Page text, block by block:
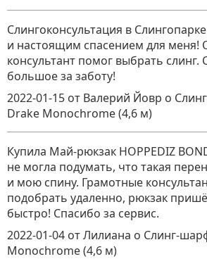
Слингоконсультация в
и настоящим спасением для меня!
консультант помог выбрать слинг.
большое за заботу!
2022-01-15 от Валерий Йовр о
Drake Monochrome (4,6 м)
Купила Май-рюкзак HOPPEDIZ
не могла подумать, что такая
и мою спину. Грамотные
подобрать удаленно, рюкзак
быстро! Спасибо за сервис.
2022-01-04 от Лилиана о Слинг-
Monochrome (4,6 м)